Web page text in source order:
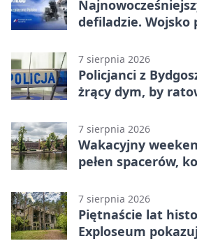
defiladzie. Wojsko
7 sierpnia 2026
Policjanci z
żrący dym, by
7 sierpnia 2026
Wakacyjny
pełen spacerów,
7 sierpnia 2026
Piętnaście lat
Exploseum